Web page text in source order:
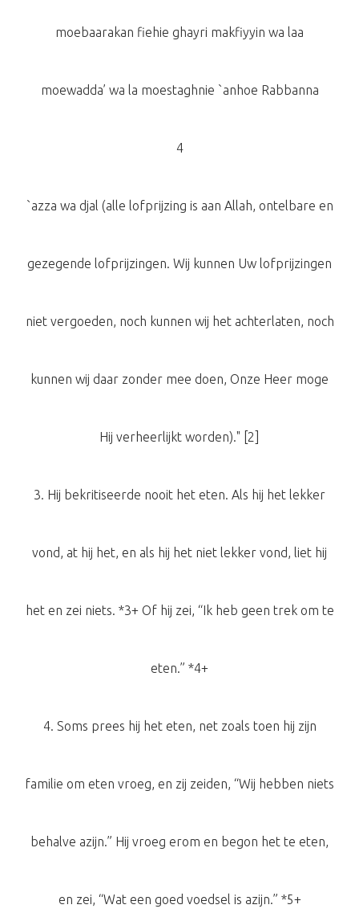
moebaarakan fiehie ghayri makfiyyin wa laa
moewadda’ wa la moestaghnie `anhoe Rabbanna
4
`azza wa djal (alle lofprijzing is aan Allah, ontelbare en
gezegende lofprijzingen. Wij kunnen Uw lofprijzingen
niet vergoeden, noch kunnen wij het achterlaten, noch
kunnen wij daar zonder mee doen, Onze Heer moge
Hij verheerlijkt worden)." [2]
3. Hij bekritiseerde nooit het eten. Als hij het lekker
vond, at hij het, en als hij het niet lekker vond, liet hij
het en zei niets. *3+ Of hij zei, “Ik heb geen trek om te
eten.” *4+
4. Soms prees hij het eten, net zoals toen hij zijn
familie om eten vroeg, en zij zeiden, “Wij hebben niets
behalve azijn.” Hij vroeg erom en begon het te eten,
en zei, “Wat een goed voedsel is azijn.” *5+